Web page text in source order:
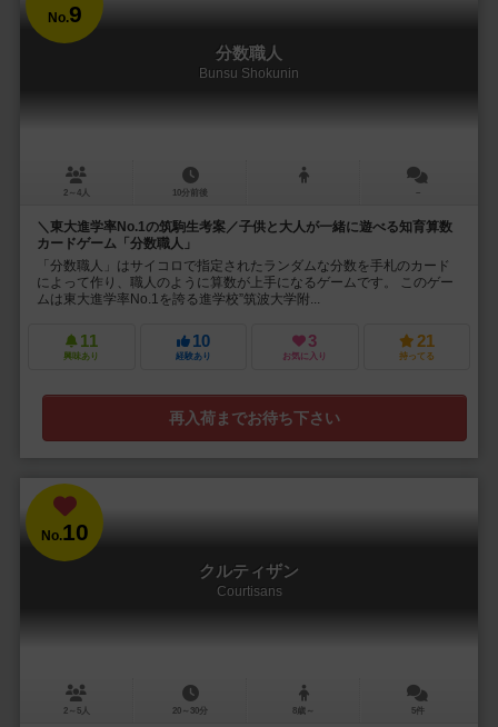
No.9
分数職人
Bunsu Shokunin
2～4人 10分前後 －
＼東大進学率No.1の筑駒生考案／子供と大人が一緒に遊べる知育算数
カードゲーム「分数職人」
「分数職人」はサイコロで指定されたランダムな分数を手札のカード
によって作り、職人のように算数が上手になるゲームです。 このゲー
ムは東大進学率No.1を誇る進学校”筑波大学附...
11
興味あり
10
経験あり
3
お気に入り
21
持ってる
再入荷までお待ち下さい
No.10
クルティザン
Courtisans
2～5人 20～30分 8歳～ 5件